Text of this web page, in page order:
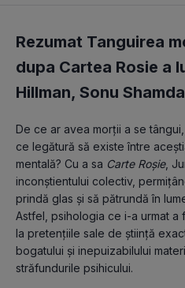
Rezumat Tanguirea
dupa Cartea Rosie a
Hillman, Sonu
De ce ar avea morţii a se
ce legătură să existe între
mentală? Cu a sa Carte Roşie,
inconştientului colectiv,
prindă glas şi să pătrundă în
Astfel, psihologia ce i-a urmat a
la pretenţiile sale de ştiinţă
bogatului şi inepuizabilului
străfundurile psihicului.